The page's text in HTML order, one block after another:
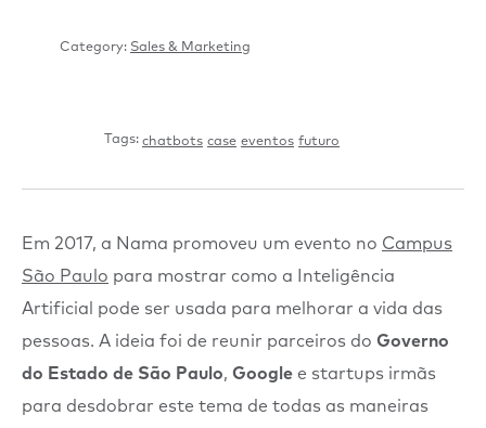
Category: Sales & Marketing
Tags: chatbots case eventos futuro
Em 2017, a Nama promoveu um evento no Campus
São Paulo para mostrar como a Inteligência
Artificial pode ser usada para melhorar a vida das
pessoas. A ideia foi de reunir parceiros do Governo
do Estado de São Paulo, Google e startups irmãs
para desdobrar este tema de todas as maneiras